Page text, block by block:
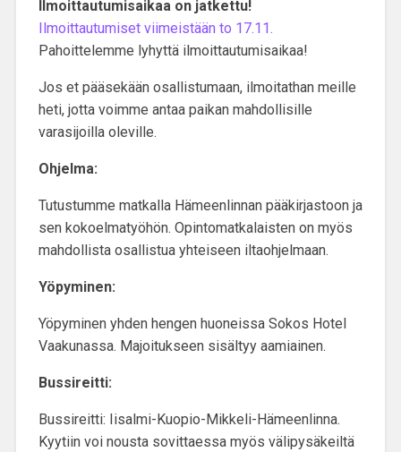
Ilmoittautumisaikaa on jatkettu!
Ilmoittautumiset viimeistään to 17.11.
Pahoittelemme lyhyttä ilmoittautumisaikaa!
Jos et pääsekään osallistumaan, ilmoitathan meille
heti, jotta voimme antaa paikan mahdollisille
varasijoilla oleville.
Ohjelma:
Tutustumme matkalla Hämeenlinnan pääkirjastoon ja
sen kokoelmatyöhön. Opintomatkalaisten on myös
mahdollista osallistua yhteiseen iltaohjelmaan.
Yöpyminen:
Yöpyminen yhden hengen huoneissa Sokos Hotel
Vaakunassa. Majoitukseen sisältyy aamiainen.
Bussireitti:
Bussireitti: Iisalmi-Kuopio-Mikkeli-Hämeenlinna.
Kyytiin voi nousta sovittaessa myös välipysäkeiltä